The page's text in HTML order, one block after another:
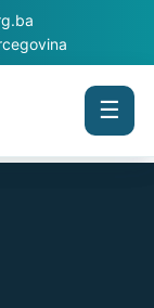
☰